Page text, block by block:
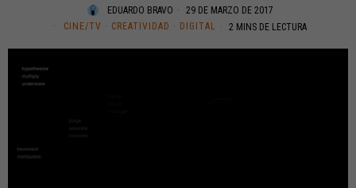
EDUARDO BRAVO
29 DE MARZO DE 2017
CINE/TV · CREATIVIDAD · DIGITAL 2 MINS DE LECTURA